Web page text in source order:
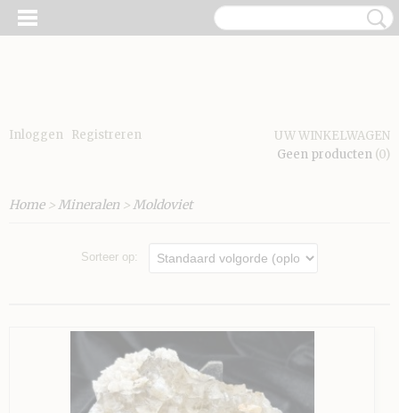
Inloggen Registreren
UW WINKELWAGEN
Geen producten (0)
Home>Mineralen >Moldoviet
Sorteer op: